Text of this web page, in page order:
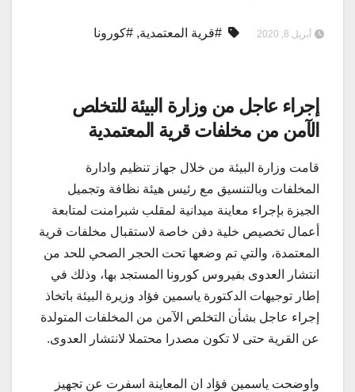
أبريل 8, 2020 #قرية المعتمدية, #كورونا
إجراء عاجل من وزارة البيئة للتخلص
الآمن من مخلفات قرية المعتمدية
قامت وزارة البيئة من خلال جهاز تنظيم وادارة
المخلفات وبالتنسيق مع رئيس هيئة نظافة وتجميل
الجيزة بإجراء معاينة ميدانية لمقلب شبرامنت لمتابعة
أعمال تخصيص خلية دفن خاصة لاستقبال مخلفات قرية
المعتمدة، والتي تم وضعها تحت الحجر الصحي للحد من
انتشار العدوى بفيروس كورونا المستجد بها، وذلك في
إطار توجيهات الدكتورة ياسمين فؤاد وزيرة البيئة باتخاذ
إجراء عاجل بشأن التخلص الآمن من المخلفات المتولدة
عن القرية حتى لا تكون مصدرا محتملا لانتشار العدوى.
واوضحت ياسمين فؤاد ان المعاينة اسفرت عن تجهيز